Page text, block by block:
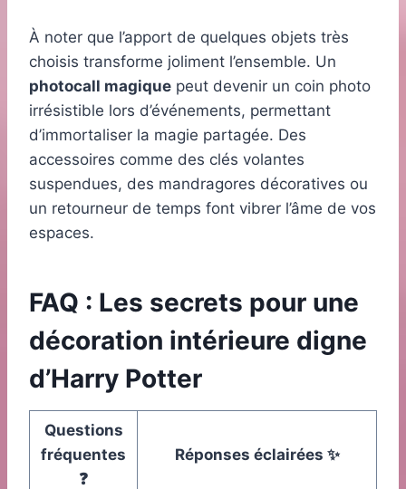
À noter que l’apport de quelques objets très
choisis transforme joliment l’ensemble. Un
photocall magique peut devenir un coin photo
irrésistible lors d’événements, permettant
d’immortaliser la magie partagée. Des
accessoires comme des clés volantes
suspendues, des mandragores décoratives ou
un retourneur de temps font vibrer l’âme de vos
espaces.
FAQ : Les secrets pour une
décoration intérieure digne
d’Harry Potter
Questions
fréquentes
❓
Réponses éclairées ✨